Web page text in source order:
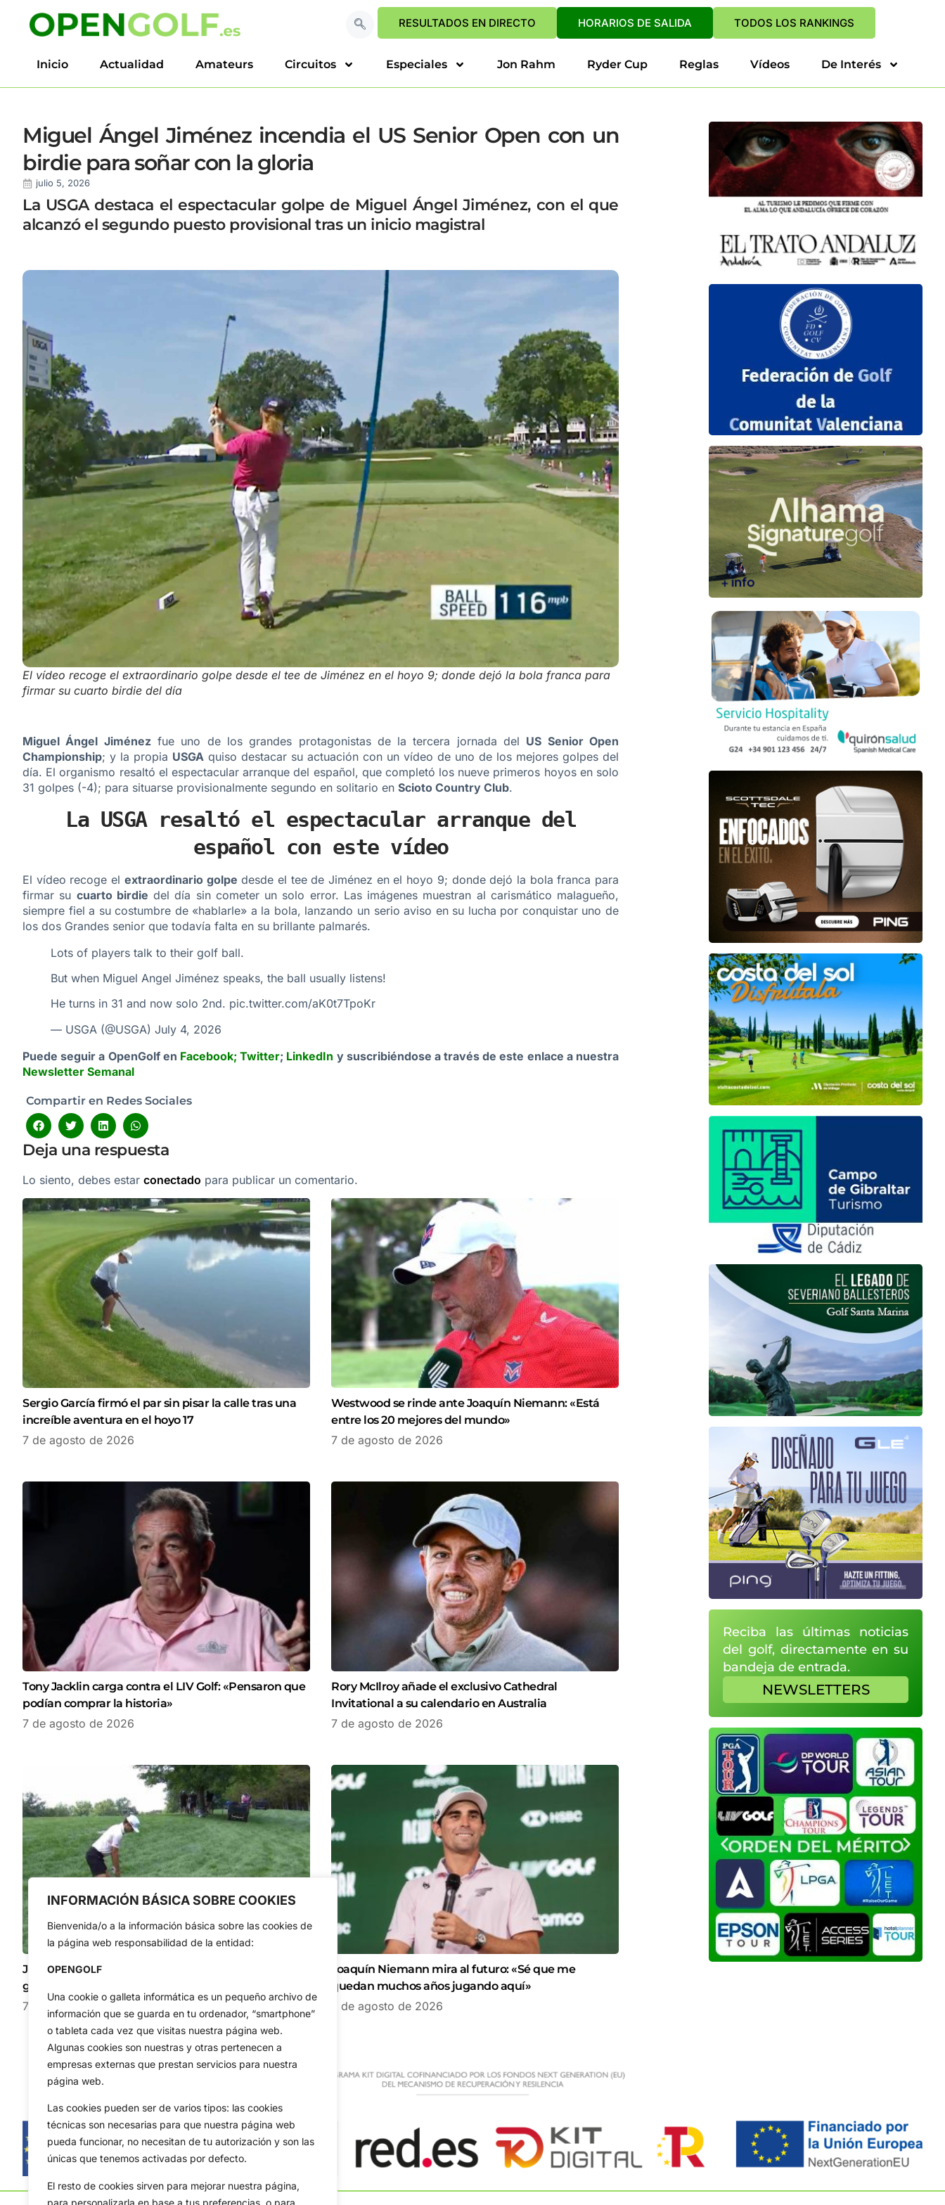
INFORMACIÓN BÁSICA SOBRE COOKIES
Bienvenida/o a la información básica sobre las cookies de
la página web responsabilidad de la entidad:
OPENGOLF
Una cookie o galleta informática es un pequeño archivo de
información que se guarda en tu ordenador, “smartphone”
o tableta cada vez que visitas nuestra página web.
Algunas cookies son nuestras y otras pertenecen a
empresas externas que prestan servicios para nuestra
página web.
Las cookies pueden ser de varios tipos: las cookies
técnicas son necesarias para que nuestra página web
pueda funcionar, no necesitan de tu autorización y son las
únicas que tenemos activadas por defecto.
El resto de cookies sirven para mejorar nuestra página,
para personalizarla en base a tus preferencias, o para
RESULTADOS EN DIRECTO HORARIOS DE SALIDA TODOS LOS RANKINGS
Inicio Actualidad Amateurs Circuitos Especiales Jon Rahm Ryder Cup Reglas Vídeos De Interés
Miguel Ángel Jiménez incendia el US Senior Open con un
birdie para soñar con la gloria
julio 5, 2026
La USGA destaca el espectacular golpe de Miguel Ángel Jiménez, con el que
alcanzó el segundo puesto provisional tras un inicio magistral
El vídeo recoge el extraordinario golpe desde el tee de Jiménez en el hoyo 9; donde dejó la bola franca para
firmar su cuarto birdie del día
Miguel Ángel Jiménezfue uno de los grandes protagonistas de la tercera jornada del US Senior Open
Championship; y la propia USGA quiso destacar su actuación con un vídeo de uno de los mejores golpes del
día. El organismo resaltó el espectacular arranque del español, que completó los nueve primeros hoyos en solo
31 golpes (-4); para situarse provisionalmente segundo en solitario en Scioto Country Club.
La USGA resaltó el espectacular arranque del
español con este vídeo
El vídeo recoge el extraordinario golpe desde el tee de Jiménez en el hoyo 9; donde dejó la bola franca para
firmar su cuarto birdie del día sin cometer un solo error. Las imágenes muestran al carismático malagueño,
siempre fiel a su costumbre de «hablarle» a la bola, lanzando un serio aviso en su lucha por conquistar uno de
los dos Grandes senior que todavía falta en su brillante palmarés.
Lots of players talk to their golf ball.
But when Miguel Angel Jiménez speaks, the ball usually listens!
He turns in 31 and now solo 2nd. pic.twitter.com/aK0t7TpoKr
— USGA (@USGA) July 4, 2026
Puede seguir a OpenGolf en Facebook; Twitter; LinkedIn y suscribiéndose a través de este enlace a nuestra
Newsletter Semanal
Compartir en Redes Sociales
Deja una respuesta
Lo siento, debes estar conectado para publicar un comentario.
Sergio García firmó el par sin pisar la calle tras una
increíble aventura en el hoyo 17
7 de agosto de 2026
Westwood se rinde ante Joaquín Niemann: «Está
entre los 20 mejores del mundo»
7 de agosto de 2026
Tony Jacklin carga contra el LIV Golf: «Pensaron que
podían comprar la historia»
7 de agosto de 2026
Rory McIlroy añade el exclusivo Cathedral
Invitational a su calendario en Australia
7 de agosto de 2026
Joaquín Niemann desafía la dificultad con un
golpazo espectacular desde 142 metros
7 de agosto de 2026
Joaquín Niemann mira al futuro: «Sé que me
quedan muchos años jugando aquí»
7 de agosto de 2026
Reciba las últimas noticias
del golf, directamente en su
bandeja de entrada.
NEWSLETTERS